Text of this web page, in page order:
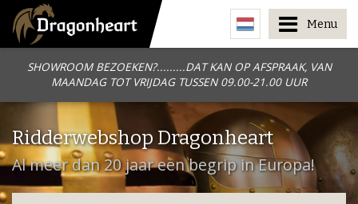
SHOWROOM BEZOEKEN?.........DAT KAN OP AFSPRAAK, VAN
MAANDAG TOT VRIJDAG TUSSEN 09.00-21.00 UUR
Menu
Ridderwebshop Dragonheart
Al meer dan 20 jaar een begrip in Europa!